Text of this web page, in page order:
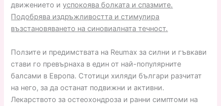
движението иуспокоява болката и спазмите.
Подобрява издръжливостта и стимулира
възстановяването на синовиалната течност.
Ползите и предимствата на Reumax за силни и гъвкави
стави го превърнаха в един от най-популярните
балсами в Европа. Стотици хиляди българи разчитат
на него, за да останат подвижни и активни.
Лекарството за остеохондроза и ранни симптоми на